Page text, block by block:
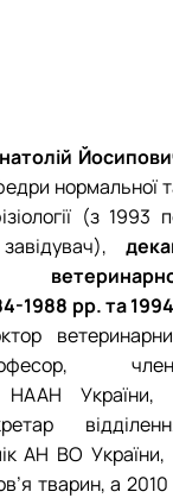
нормальної
(з 1993
1988 рр. та
НААН України,
АН ВО України,
тварин, а